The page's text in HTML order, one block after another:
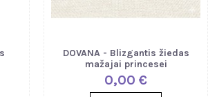
DOVANA - Blizgantis žiedas
mažajai princesei
0,00 €